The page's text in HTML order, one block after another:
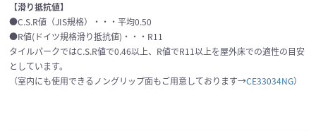
【滑り抵抗値】
●C.S.R値（JIS規格）・・・平均0.50
●R値(ドイツ規格滑り抵抗値)・・・R11
タイルパークではC.S.R値で0.46以上、R値でR11以上を屋外床での適性の目安
としています。
（室内にも使用できるノングリップ面もご用意しております→CE33034NG）